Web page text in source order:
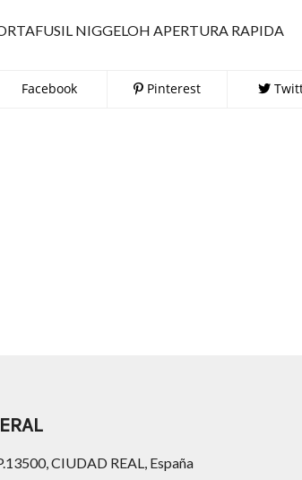
NIGGELOH APERTURA RAPIDA
Facebook Pinterest
CIUDAD REAL, España